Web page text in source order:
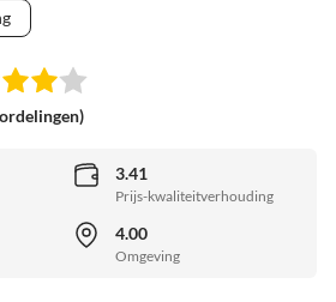
3.41
Prijs-kwaliteitverhouding
4.00
Omgeving